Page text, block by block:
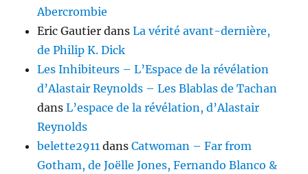
Abercrombie
Eric Gautier dansLa vérité avant-dernière,
de Philip K. Dick
Les Inhibiteurs – L’Espace de la révélation
d’Alastair Reynolds – Les Blablas de Tachan
dansL’espace de la révélation, d’Alastair
Reynolds
belette2911 dansCatwoman – Far from
Gotham, de Joëlle Jones, Fernando Blanco &